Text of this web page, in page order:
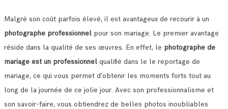
Malgré son coût parfois élevé, il est avantageux de recourir à un
photographe professionnel pour son mariage. Le premier avantage
réside dans la qualité de ses œuvres. En effet, le photographe de
mariage est un professionnel qualifié dans le le reportage de
mariage, ce qui vous permet d’obtenir les moments forts tout au
long de la journée de ce jolie jour. Avec son professionnalisme et
son savoir-faire, vous obtiendrez de belles photos inoubliables